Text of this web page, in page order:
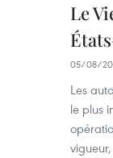
Le
05/08/
Les
le plus